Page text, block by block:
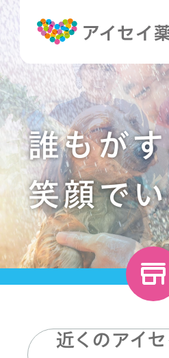
誰もがす
笑顔でい
近くのアイ